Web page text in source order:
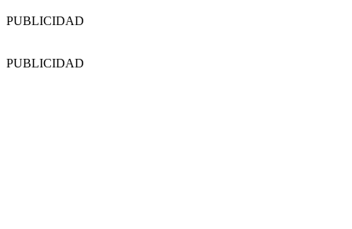
PUBLICIDAD
PUBLICIDAD